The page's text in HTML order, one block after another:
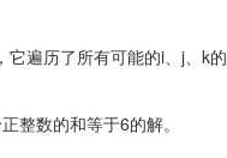
遍历了所有可能的i、j、k
整数的和等于6的解。